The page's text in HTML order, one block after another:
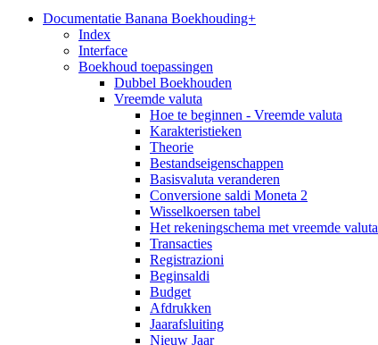
Documentatie Banana Boekhouding+
Index
Interface
Boekhoud toepassingen
Dubbel Boekhouden
Vreemde valuta
Hoe te beginnen - Vreemde valuta
Karakteristieken
Theorie
Bestandseigenschappen
Basisvaluta veranderen
Conversione saldi Moneta 2
Wisselkoersen tabel
Het rekeningschema met vreemde valuta
Transacties
Registrazioni
Beginsaldi
Budget
Afdrukken
Jaarafsluiting
Nieuw Jaar